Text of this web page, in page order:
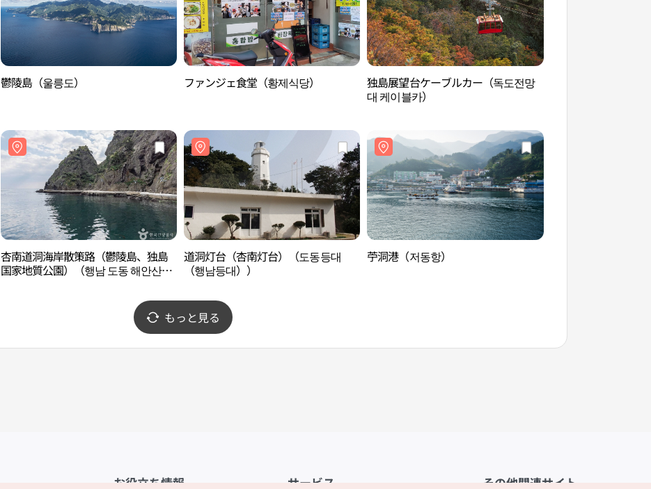
鬱陵島（울릉도） ファンジェ食堂（황제식당）
独島展望台ケーブルカー（독도전망
대 케이블카）
杏南道洞海岸散策路（鬱陵島、独島
国家地質公園）（행남 도동 해안산책
道洞灯台（杏南灯台）（도동등대
（행남등대））
苧洞港（저동항）
もっと見る
お役立ち情報 サービス その他関連サイト